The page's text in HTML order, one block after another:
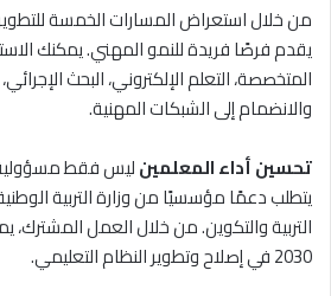
من خلال استعراض المسارات الخمسة
يقدم فرصًا فريدة للنمو المهني. يمكنك
المتخصصة، التعلم الإلكتروني، البحث
والانضمام إلى الشبكات المهنية.
تحسين أداء المعلمينليس فقط
يتطلب دعمًا مؤسسيًا من وزارة التربية
التربية والتكوين. من خلال العمل
2030 في إصلاح وتطوير النظام التعليمي.